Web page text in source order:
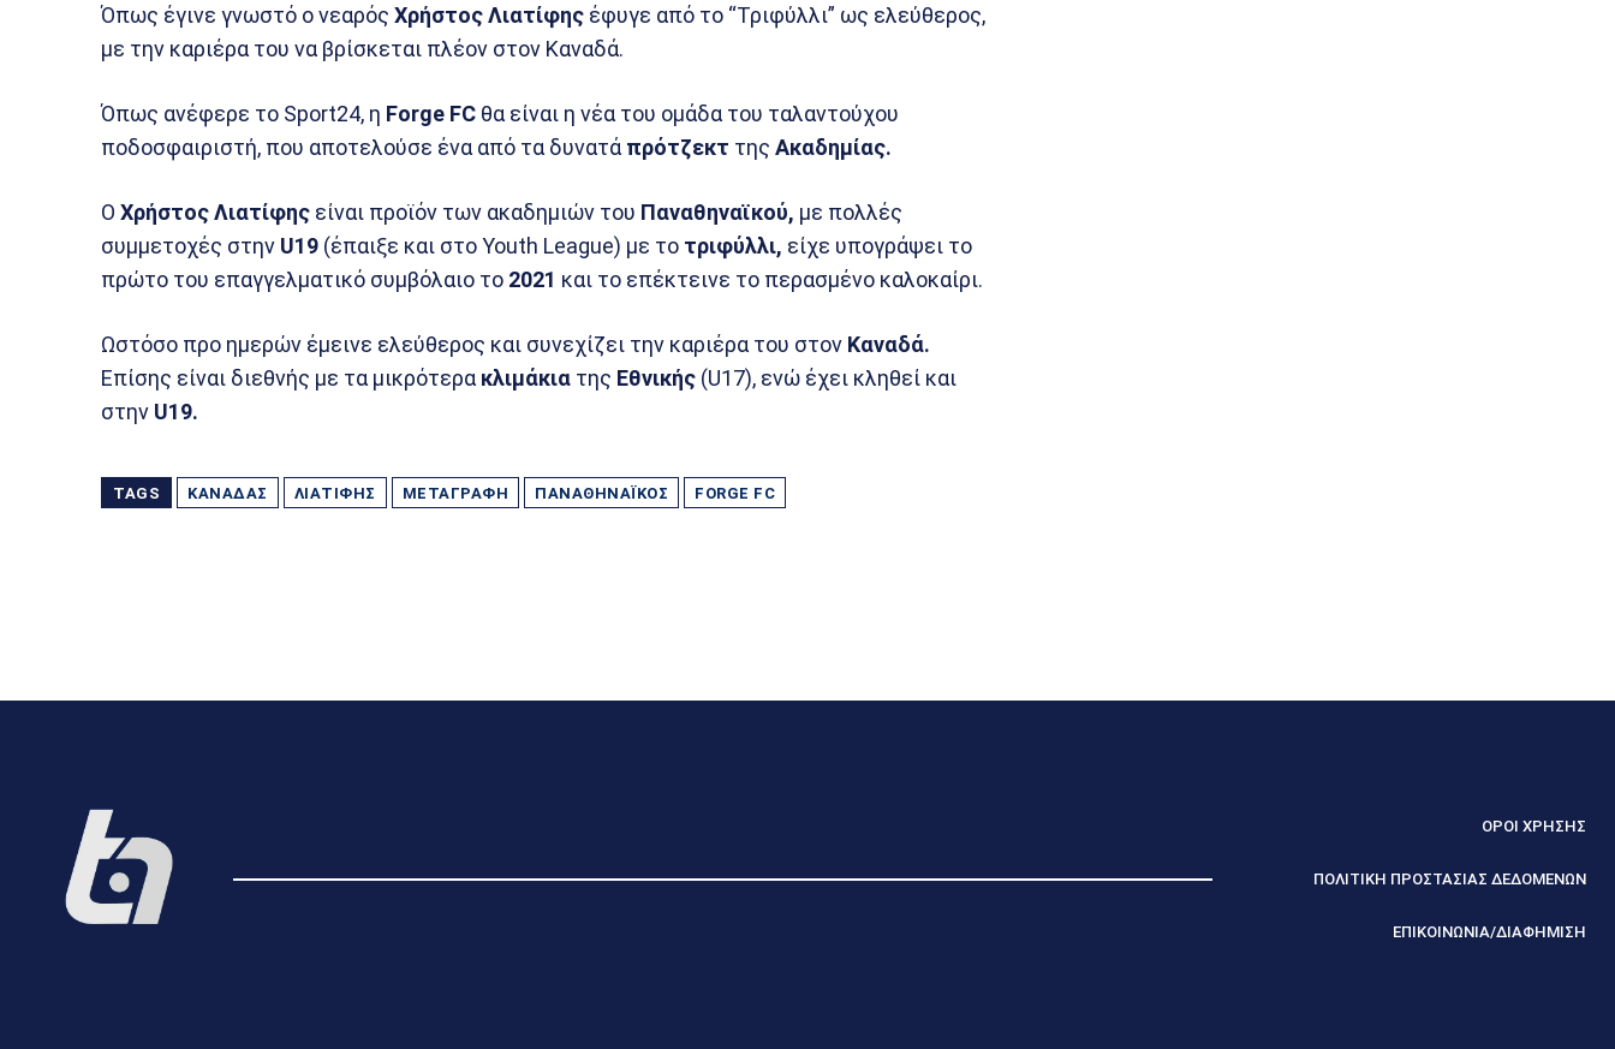
Όπως έγινε γνωστό ο νεαρός Χρήστος Λιατίφης έφυγε από το “Τριφύλλι” ως ελεύθερος,
με την καριέρα του να βρίσκεται πλέον στον Καναδά.
Όπως ανέφερε το Sport24, η Forge FC θα είναι η νέα του ομάδα του ταλαντούχου
ποδοσφαιριστή, που αποτελούσε ένα από τα δυνατά πρότζεκτ της Ακαδημίας.
Ο Χρήστος Λιατίφης είναι προϊόν των ακαδημιών του Παναθηναϊκού, με πολλές
συμμετοχές στην U19 (έπαιξε και στο Youth League) με το τριφύλλι, είχε υπογράψει το
πρώτο του επαγγελματικό συμβόλαιο το 2021 και το επέκτεινε το περασμένο καλοκαίρι.
Ωστόσο προ ημερών έμεινε ελεύθερος και συνεχίζει την καριέρα του στον Καναδά.
Επίσης είναι διεθνής με τα μικρότερα κλιμάκια της Εθνικής (U17), ενώ έχει κληθεί και
στην U19.
TAGS ΚΑΝΑΔΆΣ ΛΙΑΤΊΦΗΣ ΜΕΤΑΓΡΑΦΉ ΠΑΝΑΘΗΝΑΪΚΌΣ FORGE FC
ΟΡΟΙ ΧΡΗΣΗΣ
ΠΟΛΙΤΙΚΗ ΠΡΟΣΤΑΣΙΑΣ ΔΕΔΟΜΕΝΩΝ
ΕΠΙΚΟΙΝΩΝΙΑ/ΔΙΑΦΗΜΙΣΗ